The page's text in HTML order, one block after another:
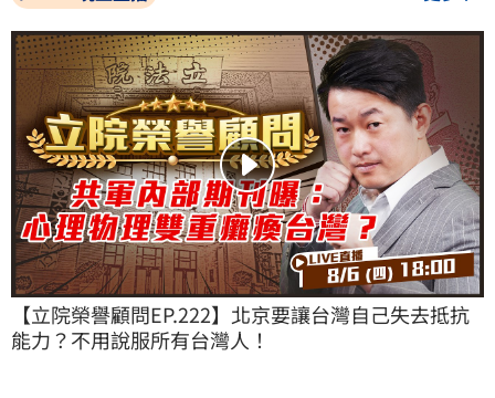
【立院榮譽顧問EP.222】北京要讓台灣自己失去抵抗
能力？不用說服所有台灣人！